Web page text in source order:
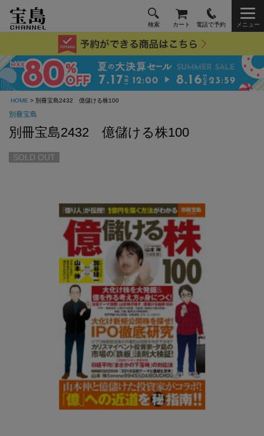
検索 カート 電話で予約 メニュー
HOME > 別冊宝島2432 億儲ける株100
別冊宝島
別冊宝島2432 億儲ける株100
SOLD OUT